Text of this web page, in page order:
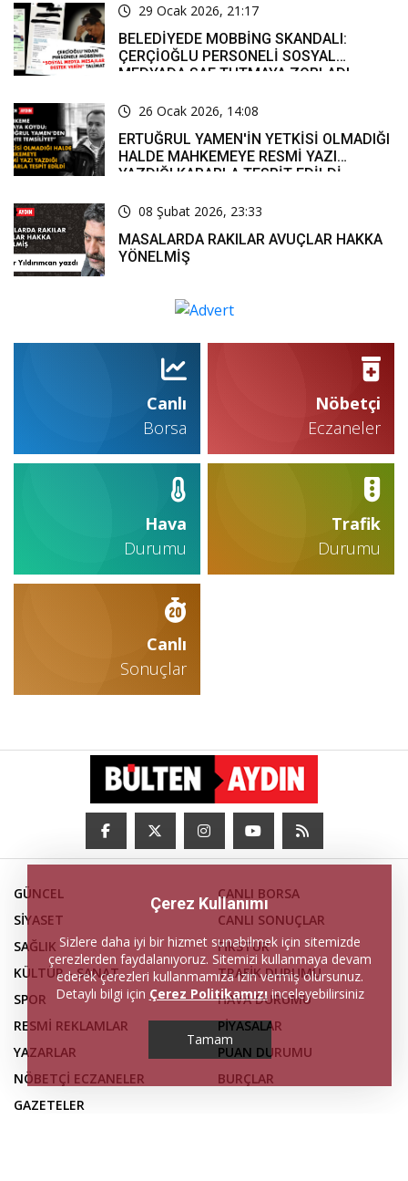
29 Ocak 2026, 21:17
BELEDİYEDE MOBBİNG SKANDALI:
ÇERÇİOĞLU PERSONELİ SOSYAL
MEDYADA SAF TUTMAYA ZORLADI
26 Ocak 2026, 14:08
ERTUĞRUL YAMEN'İN YETKİSİ OLMADIĞI
HALDE MAHKEMEYE RESMİ YAZI
YAZDIĞI KARARLA TESPİT EDİLDİ
08 Şubat 2026, 23:33
MASALARDA RAKILAR AVUÇLAR HAKKA
YÖNELMİŞ
Canlı
Borsa
Nöbetçi
Eczaneler
Hava
Durumu
Trafik
Durumu
Canlı
Sonuçlar
GÜNCEL
SİYASET
SAĞLIK
KÜLTÜR - SANAT
SPOR
RESMİ REKLAMLAR
YAZARLAR
NÖBETÇİ ECZANELER
CANLI BORSA
CANLI SONUÇLAR
FİKSTÜR
TRAFİK DURUMU
HAVA DURUMU
PİYASALAR
PUAN DURUMU
BURÇLAR
GAZETELER
Çerez Kullanımı
Sizlere daha iyi bir hizmet sunabilmek için sitemizde
çerezlerden faydalanıyoruz. Sitemizi kullanmaya devam
ederek çerezleri kullanmamıza izin vermiş olursunuz.
Detaylı bilgi için Çerez Politikamızı inceleyebilirsiniz
Tamam